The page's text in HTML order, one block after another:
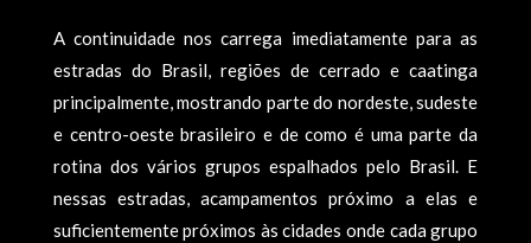
A continuidade nos carrega imediatamente para as
estradas do Brasil, regiões de cerrado e caatinga
principalmente, mostrando parte do nordeste, sudeste
e centro-oeste brasileiro e de como é uma parte da
rotina dos vários grupos espalhados pelo Brasil. E
nessas estradas, acampamentos próximo a elas e
suficientemente próximos às cidades onde cada grupo